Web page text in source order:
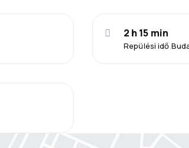
Repülési idő
2 h 15 min